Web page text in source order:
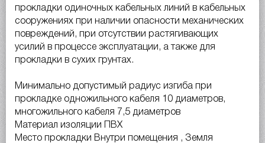
прокладки одиночных кабельных линий в кабельных
сооружениях при наличии опасности механических
повреждений, при отсутствии растягивающих
усилий в процессе эксплуатации, а также для
прокладки в сухих грунтах.
Минимально допустимый радиус изгиба при
прокладке одножильного кабеля 10 диаметров,
многожильного кабеля 7,5 диаметров
Материал изоляции ПВХ
Место прокладки Внутри помещения , Земля